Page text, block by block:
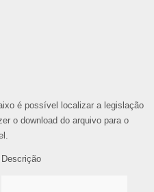
é possível localizar a legislação
o download do arquivo para o
Descrição